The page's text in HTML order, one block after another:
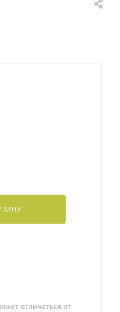
отличаться от